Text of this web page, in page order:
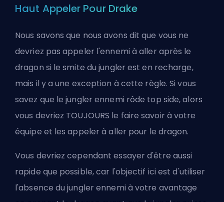
Haut Appeler Pour Drake
Nous savons que nous avons dit que vous ne
devriez pas appeler l'ennemi à aller après le
dragon si le smite du jungler est en recharge,
mais il y a une exception à cette règle. Si vous
savez que le jungler ennemi rôde top side, alors
vous devriez TOUJOURS le faire savoir à votre
équipe et les appeler à aller pour le dragon.
Vous devriez cependant essayer d'être aussi
rapide que possible, car l'objectif ici est d'utiliser
l'absence du jungler ennemi à votre avantage